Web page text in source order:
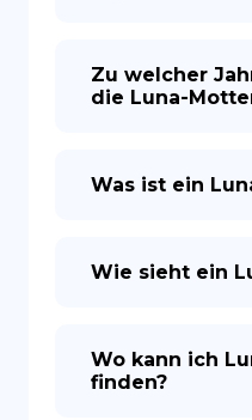
Zu welcher
die Luna-
Was ist ein
Wie sieht ein
Wo kann ich
finden?